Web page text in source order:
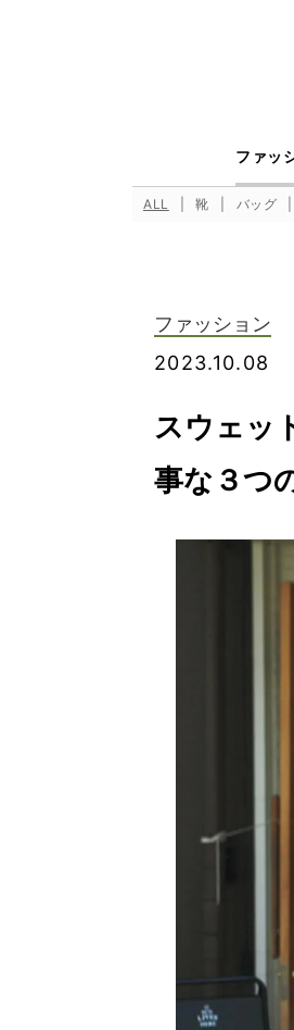
ファッ
ALL 靴 バッグ
ファッション
2023.10.08
スウェッ
事な３つ